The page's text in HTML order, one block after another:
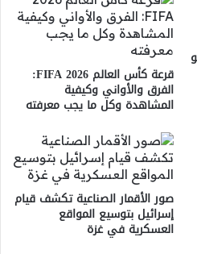
قرعة كأس العالم 2026 FIFA:
الفرق والأواني وكيفية
المشاهدة وكل ما يجب معرفته
صور الأقمار الصناعية تكشف قيام
إسرائيل بتوسيع المواقع
العسكرية في غزة